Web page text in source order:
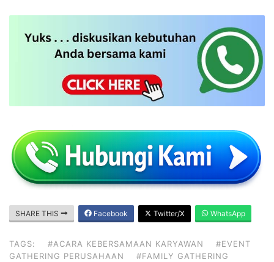
SHARE THIS Facebook Twitter/X WhatsApp
TAGS: #ACARA KEBERSAMAAN KARYAWAN
#EVENT
GATHERING PERUSAHAAN
#FAMILY GATHERING